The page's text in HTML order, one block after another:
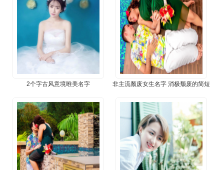
2个字古风意境唯美名字
非主流颓废女生名字 消极颓废的简短